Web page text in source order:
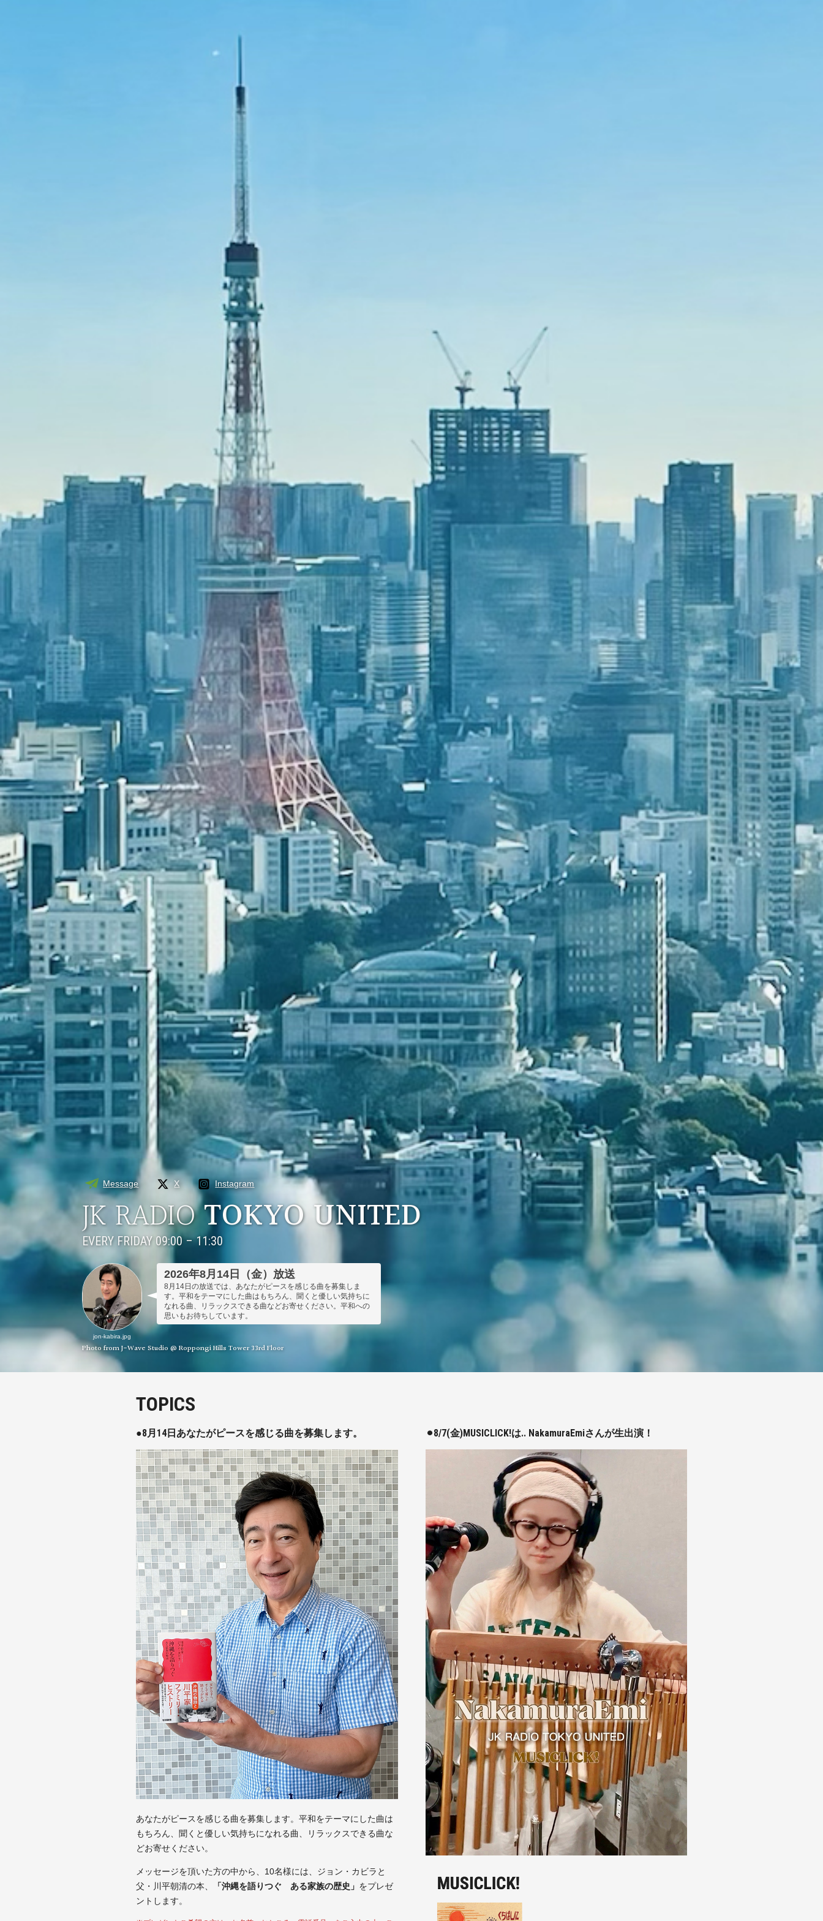
Message X Instagram
JK RADIOTOKYO UNITED
EVERY FRIDAY 09:00 – 11:30
jon-kabira.jpg
2026年8月14日（金）放送
8月14日の放送では、あなたがピースを感じる曲を募集しま
す。平和をテーマにした曲はもちろん、聞くと優しい気持ちに
なれる曲、リラックスできる曲などお寄せください。平和への
思いもお待ちしています。
TOPICS
●8月14日あなたがピースを感じる曲を募集します。
あなたがピースを感じる曲を募集します。平和をテーマにした曲は
もちろん、聞くと優しい気持ちになれる曲、リラックスできる曲な
どお寄せください。
メッセージを頂いた方の中から、10名様には、ジョン・カビラと
父・川平朝清の本、
「沖縄を語りつぐ ある家族の歴史」 をプレゼ
ントします。
⚫︎8/7(金)MUSICLICK!は.. NakamuraEmiさんが生出演！